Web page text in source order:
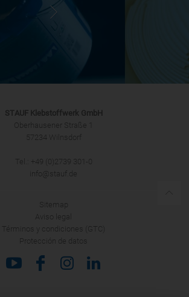
STAUF Klebstoffwerk GmbH
Oberhausener Straße 1
57234 Wilnsdorf
Tel.: +49 (0)2739 301-0
info@stauf.de
Sitemap
Aviso legal
Términos y condiciones (GTC)
Protección de datos